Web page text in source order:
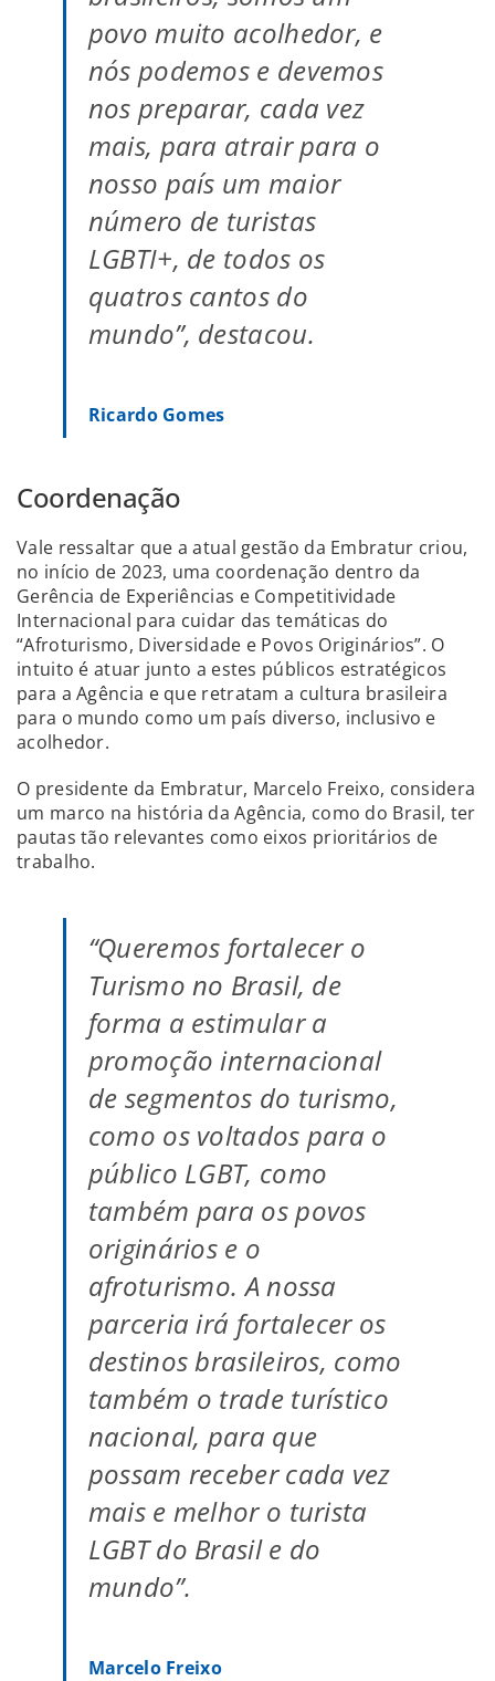
povo muito acolhedor, e
nós podemos e devemos
nos preparar, cada vez
mais, para atrair para o
nosso país um maior
número de turistas
LGBTI+, de todos os
quatros cantos do
mundo”, destacou.
Ricardo Gomes
Coordenação
Vale ressaltar que a atual gestão da Embratur criou,
no início de 2023, uma coordenação dentro da
Gerência de Experiências e Competitividade
Internacional para cuidar das temáticas do
“Afroturismo, Diversidade e Povos Originários”. O
intuito é atuar junto a estes públicos estratégicos
para a Agência e que retratam a cultura brasileira
para o mundo como um país diverso, inclusivo e
acolhedor.
O presidente da Embratur, Marcelo Freixo, considera
um marco na história da Agência, como do Brasil, ter
pautas tão relevantes como eixos prioritários de
trabalho.
“Queremos fortalecer o
Turismo no Brasil, de
forma a estimular a
promoção internacional
de segmentos do turismo,
como os voltados para o
público LGBT, como
também para os povos
originários e o
afroturismo. A nossa
parceria irá fortalecer os
destinos brasileiros, como
também o trade turístico
nacional, para que
possam receber cada vez
mais e melhor o turista
LGBT do Brasil e do
mundo”.
Marcelo Freixo